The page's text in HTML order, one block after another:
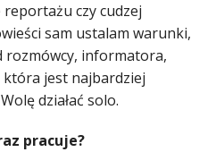
czy cudzej
sam ustalam warunki,
rozmówcy, informatora,
która jest najbardziej
działać solo.
pracuje?